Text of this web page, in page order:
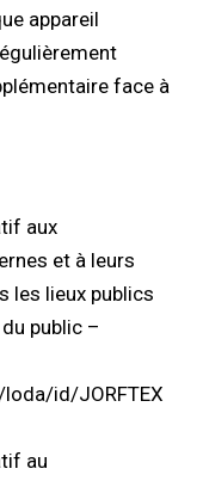
appareil
face à
aux
et à leurs
les lieux publics
public –
id/JORFTEX
au